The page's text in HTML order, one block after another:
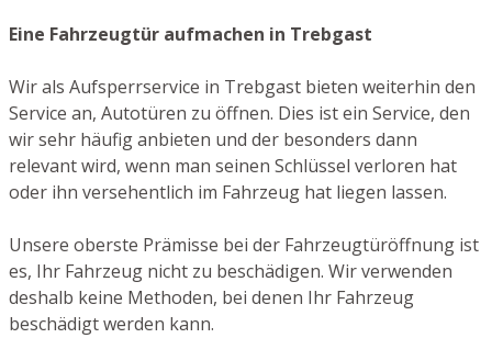
Eine Fahrzeugtür aufmachen in Trebgast
Wir als Aufsperrservice in Trebgast bieten weiterhin den
Service an, Autotüren zu öffnen. Dies ist ein Service, den
wir sehr häufig anbieten und der besonders dann
relevant wird, wenn man seinen Schlüssel verloren hat
oder ihn versehentlich im Fahrzeug hat liegen lassen.
Unsere oberste Prämisse bei der Fahrzeugtüröffnung ist
es, Ihr Fahrzeug nicht zu beschädigen. Wir verwenden
deshalb keine Methoden, bei denen Ihr Fahrzeug
beschädigt werden kann.